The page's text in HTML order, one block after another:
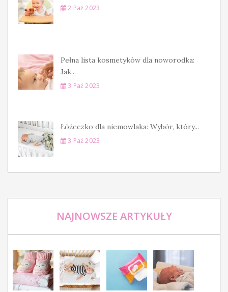
2 Paź 2023
Pełna lista kosmetyków dla noworodka:
Jak...
3 Paź 2023
Łóżeczko dla niemowlaka: Wybór, który...
3 Paź 2023
NAJNOWSZE ARTYKUŁY